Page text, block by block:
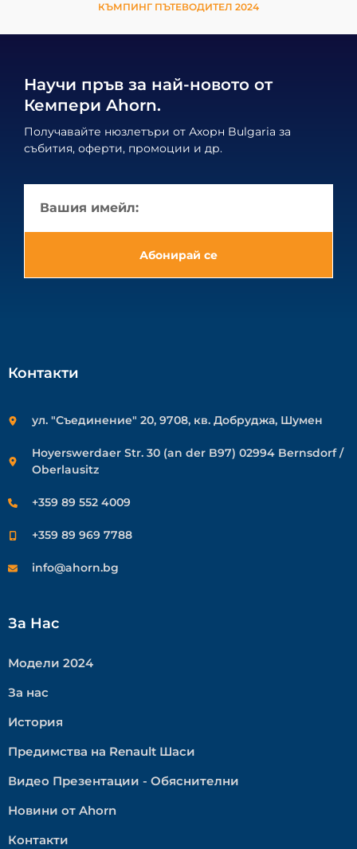
КЪМПИНГ ПЪТЕВОДИТЕЛ 2024
Научи пръв за най-новото от
Кемпери Ahorn.
Получавайте нюзлетъри от Ахорн Bulgaria за
събития, оферти, промоции и др.
Абонирай се
Контакти
ул. "Съединение" 20, 9708, кв. Добруджа, Шумен
Hoyerswerdaer Str. 30 (an der B97) 02994 Bernsdorf /
Oberlausitz
+359 89 552 4009
+359 89 969 7788
info@ahorn.bg
За Нас
Модели 2024
За нас
История
Предимства на Renault Шаси
Видео Презентации - Обяснителни
Новини от Ahorn
Контакти